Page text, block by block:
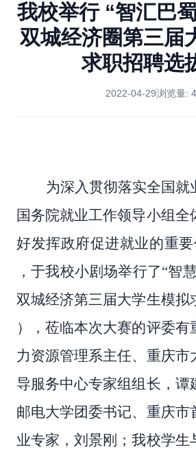
我校举行 “智汇巴
双城经济圈第三届
求职招聘选
2022-04-29浏览量:
为深入贯彻落实全国就
国务院就业工作领导小组全
好发挥政府促进就业的重
，于我校小剧场举行了“智
双城经济第三届大学生模拟
），莅临本次大赛的评委有
力资源管理系主任、重庆市
导服务中心专家组组长，谭
邮电大学团委书记、重庆市
业专家，刘景刚；我校学生